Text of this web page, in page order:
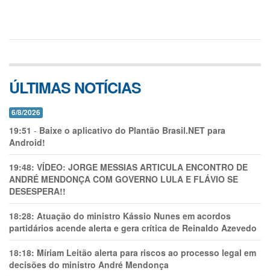
ÚLTIMAS NOTÍCIAS
6/8/2026
19:51 - Baixe o aplicativo do Plantão Brasil.NET para
Android!
19:48: VÍDEO: JORGE MESSIAS ARTICULA ENCONTRO DE
ANDRÉ MENDONÇA COM GOVERNO LULA E FLÁVIO SE
DESESPERA!!
18:28: Atuação do ministro Kássio Nunes em acordos
partidários acende alerta e gera crítica de Reinaldo Azevedo
18:18: Míriam Leitão alerta para riscos ao processo legal em
decisões do ministro André Mendonça